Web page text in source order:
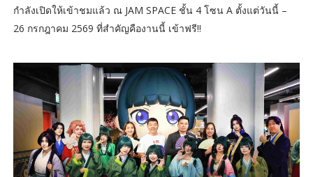
กำลังเปิดให้เข้าชมแล้ว ณ JAM SPACE ชั้น 4 โซน A ตั้งแต่วันนี้ –
26 กรกฎาคม 2569 ที่สำคัญคืองานนี้ เข้าฟรี!!